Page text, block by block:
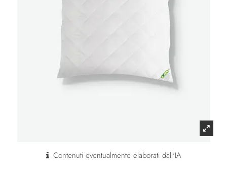
Contenuti eventualmente elaborati dall'IA